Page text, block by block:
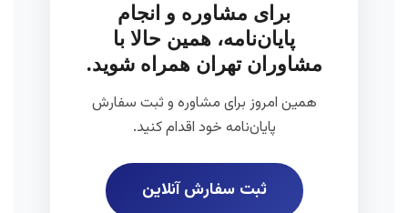
برای مشاوره و انجام
پایان‌نامه، همین حالا با
مشاوران تهران همراه شوید.
همین امروز برای مشاوره و ثبت سفارش
پایان‌نامه خود اقدام کنید.
ثبت سفارش آنلاین